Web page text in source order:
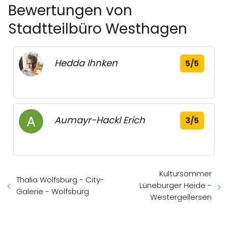
Bewertungen von
Stadtteilbüro Westhagen
Hedda Ihnken 5/5
Aumayr-Hackl Erich 3/5
Thalia Wolfsburg - City-
Galerie - Wolfsburg
Kultursommer
Lüneburger Heide -
Westergellersen